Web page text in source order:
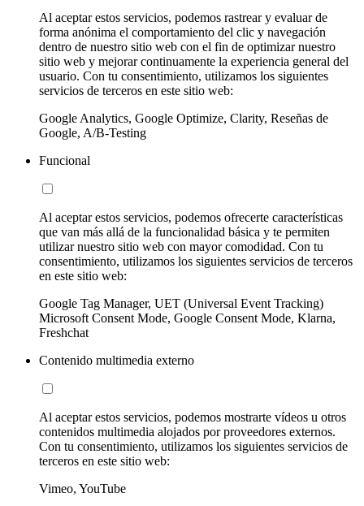
Al aceptar estos servicios, podemos rastrear y evaluar de
forma anónima el comportamiento del clic y navegación
dentro de nuestro sitio web con el fin de optimizar nuestro
sitio web y mejorar continuamente la experiencia general del
usuario. Con tu consentimiento, utilizamos los siguientes
servicios de terceros en este sitio web:
Google Analytics, Google Optimize, Clarity, Reseñas de
Google, A/B-Testing
Funcional
Al aceptar estos servicios, podemos ofrecerte características
que van más allá de la funcionalidad básica y te permiten
utilizar nuestro sitio web con mayor comodidad. Con tu
consentimiento, utilizamos los siguientes servicios de terceros
en este sitio web:
Google Tag Manager, UET (Universal Event Tracking)
Microsoft Consent Mode, Google Consent Mode, Klarna,
Freshchat
Contenido multimedia externo
Al aceptar estos servicios, podemos mostrarte vídeos u otros
contenidos multimedia alojados por proveedores externos.
Con tu consentimiento, utilizamos los siguientes servicios de
terceros en este sitio web:
Vimeo, YouTube